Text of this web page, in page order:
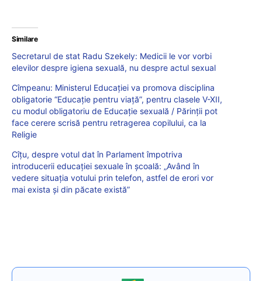
Similare
Secretarul de stat Radu Szekely: Medicii le vor vorbi
elevilor despre igiena sexuală, nu despre actul sexual
Cîmpeanu: Ministerul Educației va promova disciplina
obligatorie “Educație pentru viață”, pentru clasele V-XII,
cu modul obligatoriu de Educație sexuală / Părinții pot
face cerere scrisă pentru retragerea copilului, ca la
Religie
Cîțu, despre votul dat în Parlament împotriva
introducerii educației sexuale în școală: „Având în
vedere situația votului prin telefon, astfel de erori vor
mai exista și din păcate există”